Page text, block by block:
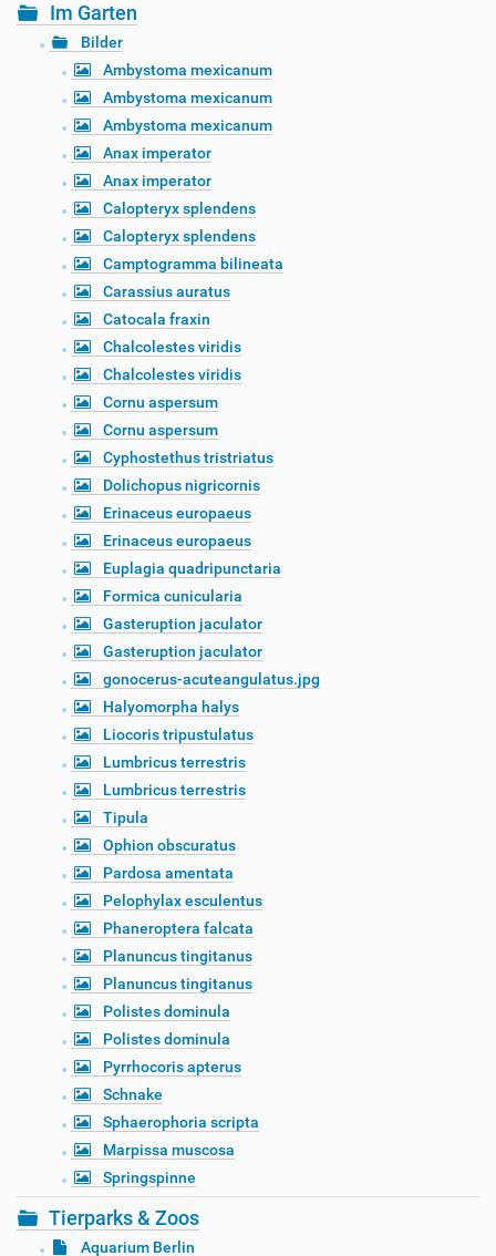
Im Garten
Bilder
Ambystoma mexicanum
Ambystoma mexicanum
Ambystoma mexicanum
Anax imperator
Anax imperator
Calopteryx splendens
Calopteryx splendens
Camptogramma bilineata
Carassius auratus
Catocala fraxin
Chalcolestes viridis
Chalcolestes viridis
Cornu aspersum
Cornu aspersum
Cyphostethus tristriatus
Dolichopus nigricornis
Erinaceus europaeus
Erinaceus europaeus
Euplagia quadripunctaria
Formica cunicularia
Gasteruption jaculator
Gasteruption jaculator
gonocerus-acuteangulatus.jpg
Halyomorpha halys
Liocoris tripustulatus
Lumbricus terrestris
Lumbricus terrestris
Tipula
Ophion obscuratus
Pardosa amentata
Pelophylax esculentus
Phaneroptera falcata
Planuncus tingitanus
Planuncus tingitanus
Polistes dominula
Polistes dominula
Pyrrhocoris apterus
Schnake
Sphaerophoria scripta
Marpissa muscosa
Springspinne
Tierparks & Zoos
Aquarium Berlin